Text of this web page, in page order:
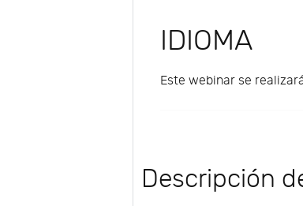
IDIOMA
Este webinar se
Descripción